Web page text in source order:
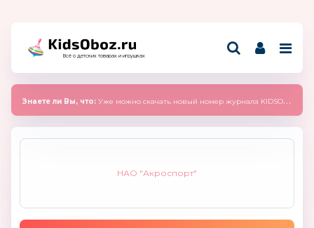
Всё о детских товарах и игрушках
Знаете ли Вы, что: Уже можно скачать новый номер журнала KIDSOBOZ 2025 (сентябрь)
НАО "Акроспорт"